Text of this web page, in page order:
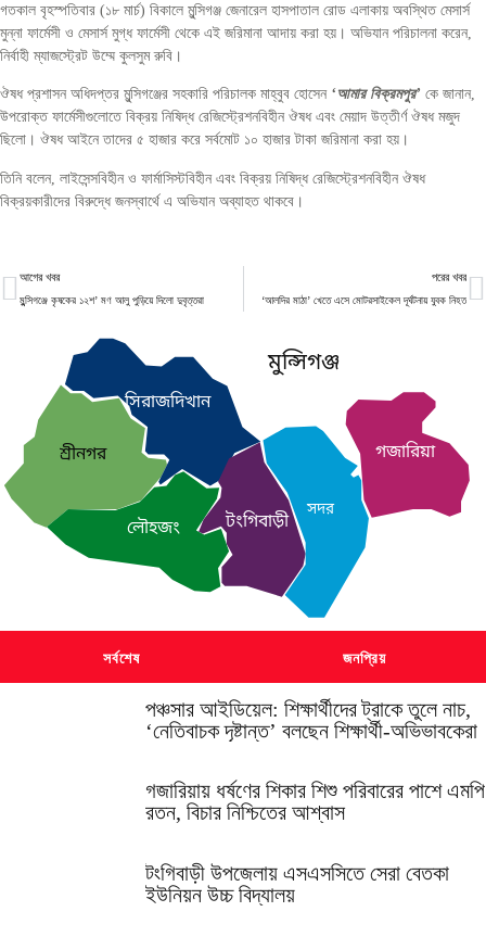
গতকাল বৃহস্পতিবার (১৮ মার্চ) বিকালে মুন্সিগঞ্জ জেনারেল হাসপাতাল রোড এলাকায় অবস্থিত মেসার্স
মুন্না ফার্মেসী ও মেসার্স মুগ্ধ ফার্মেসী থেকে এই জরিমানা আদায় করা হয়। অভিযান পরিচালনা করেন,
নির্বাহী ম্যাজস্ট্রেট উম্মে কুলসুম রুবি।
ঔষধ প্রশাসন অধিদপ্তর মুন্সিগঞ্জের সহকারি পরিচালক মাহ্বুব হোসেন ‘আমার বিক্রমপুর’ কে জানান,
উপরোক্ত ফার্মেসীগুলোতে বিক্রয় নিষিদ্ধ রেজিস্ট্রেশনবিহীন ঔষধ এবং মেয়াদ উত্তীর্ণ ঔষধ মজুদ
ছিলো। ঔষধ আইনে তাদের ৫ হাজার করে সর্বমোট ১০ হাজার টাকা জরিমানা করা হয়।
তিনি বলেন, লাইসেন্সবিহীন ও ফার্মাসিস্টবিহীন এবং বিক্রয় নিষিদ্ধ রেজিস্ট্রেশনবিহীন ঔষধ
বিক্রয়কারীদের বিরুদ্ধে জনস্বার্থে এ অভিযান অব্যাহত থাকবে।
আগের খবর
মুন্সিগঞ্জে কৃষকের ১২শ’ মণ আলু পুড়িয়ে দিলো দুবৃত্তরা
পরের খবর
‘আলদির মাঠা’ খেতে এসে মোটরসাইকেল দূর্ঘটনায় যুবক নিহত
শ্রীনগর
সিরাজদিখান
টংগিবাড়ী
সদর
গজারিয়া
লৌহজং
মুন্সিগঞ্জ
সর্বশেষ জনপ্রিয়
পঞ্চসার আইডিয়েল: শিক্ষার্থীদের ট্রাকে তুলে নাচ,
‘নেতিবাচক দৃষ্টান্ত’ বলছেন শিক্ষার্থী-অভিভাবকেরা
গজারিয়ায় ধর্ষণের শিকার শিশু পরিবারের পাশে এমপি
রতন, বিচার নিশ্চিতের আশ্বাস
টংগিবাড়ী উপজেলায় এসএসসিতে সেরা বেতকা
ইউনিয়ন উচ্চ বিদ্যালয়